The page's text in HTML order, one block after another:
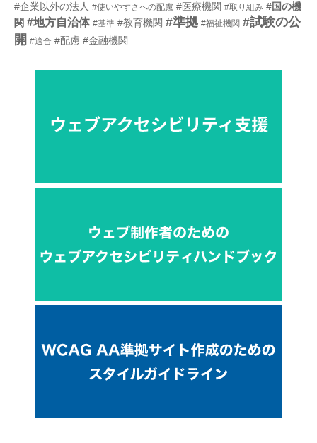
#企業以外の法人 #使いやすさへの配慮 #医療機関 #取り組み #国の機
関 #地方自治体 #基準 #教育機関 #準拠 #福祉機関 #試験の公
開 #適合 #配慮 #金融機関